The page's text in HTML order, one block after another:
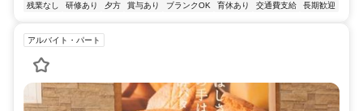
残業なし
研修あり 夕方 賞与あり ブランクOK 育休あり 交通費支給 長期歓迎
アルバイト・パート